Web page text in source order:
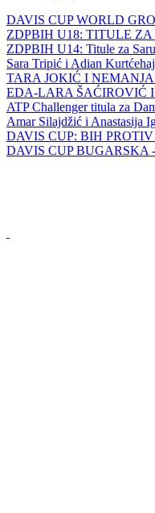
DAVIS CUP WORLD
ZDPBIH U18: TITULE
ZDPBIH U14: Titule za
Sara Tripić i Adian
TARA JOKIĆ I
EDA-LARA ŠAĆIROVIĆ
ATP Challenger titula za
Amar Silajdžić i Anastasija
DAVIS CUP: BIH
DAVIS CUP BUGARSKA